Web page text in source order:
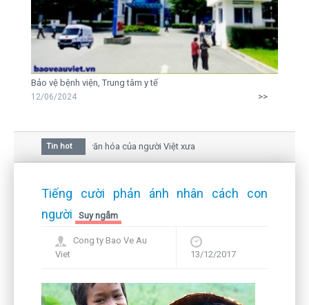
Bảo vệ bệnh viện, Trung tâm y tế
12/06/2024 >>
Tin hot
hoa mai trong văn hóa của người Việt xưa
giữa bức thư gửi mẹ của người... tử tù và của CEO
Tiếng cười phản ánh nhân cách con
người
Suy ngẫm
Cong ty Bao Ve Au
Viet
13/12/2017